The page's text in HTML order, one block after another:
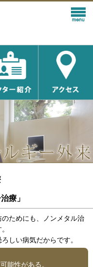
療」
ためにも、ノンメタル治
しい病気だからです。
能性がある。